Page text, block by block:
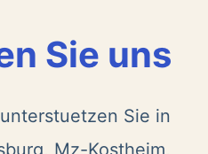
Sie uns
Sie in
Mz-Kostheim,